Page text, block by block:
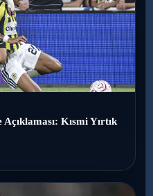
Kısmi Yırtık